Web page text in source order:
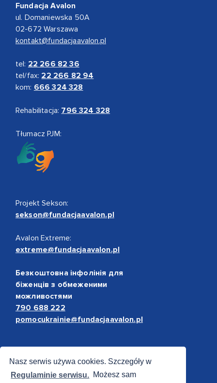
Nasz serwis używa cookies. Szczegóły w
Regulaminie serwisu. Możesz sam
Fundacja Avalon
ul. Domaniewska 50A
02-672 Warszawa
kontakt@fundacjaavalon.pl
tel: 22 266 82 36
tel/fax: 22 266 82 94
kom: 666 324 328
Rehabilitacja: 796 324 328
Tłumacz PJM:
Projekt Sekson:
sekson@fundacjaavalon.pl
Avalon Extreme:
extreme@fundacjaavalon.pl
Безкоштовна інфолінія для
біженців з обмеженими
можливостями
790 688 222
pomocukrainie@fundacjaavalon.pl
Bezpieczne płatności